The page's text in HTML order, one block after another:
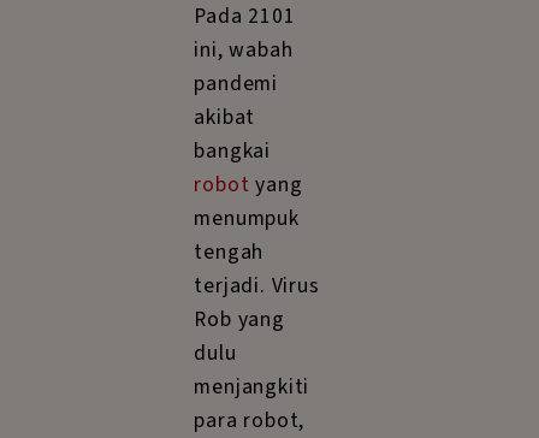
Pada 2101
ini, wabah
pandemi
akibat
bangkai
robot yang
menumpuk
tengah
terjadi. Virus
Rob yang
dulu
menjangkiti
para robot,